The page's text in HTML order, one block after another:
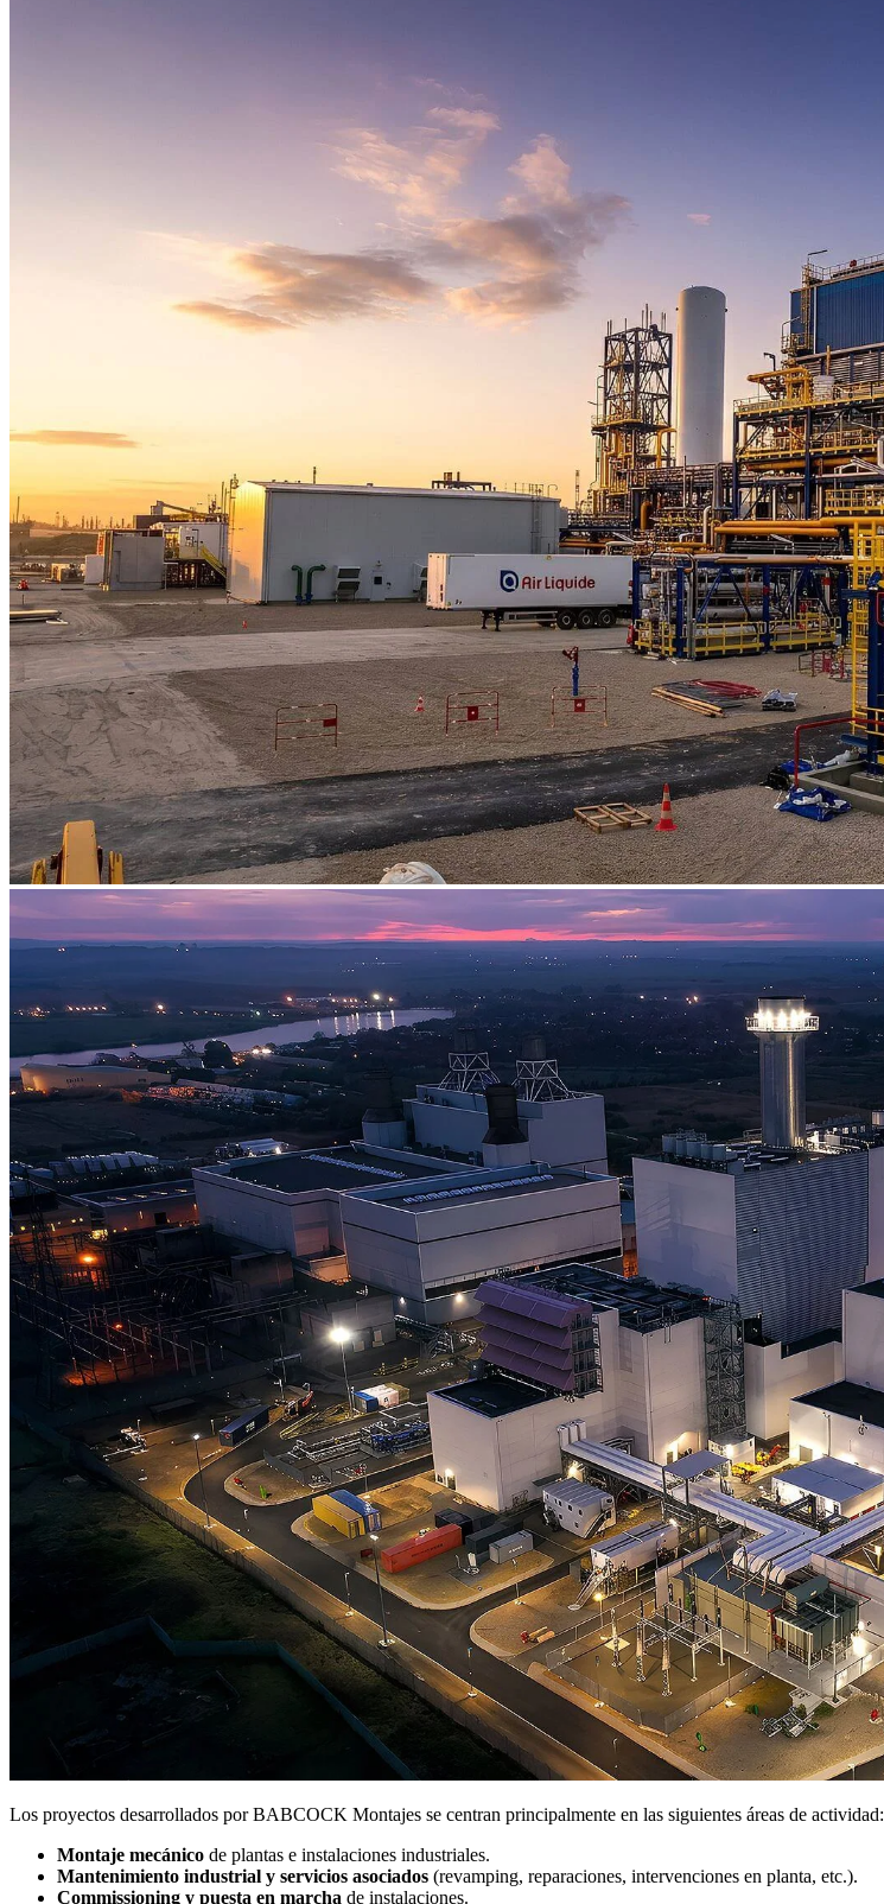
Los proyectos desarrollados por BABCOCK Montajes se centran principalmente en las siguientes áreas de actividad:
Montaje mecánico de plantas e instalaciones industriales.
Mantenimiento industrial y servicios asociados (revamping, reparaciones, intervenciones en planta, etc.).
Commissioning y puesta en marcha de instalaciones.